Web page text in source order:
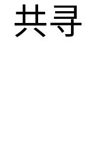
共寻